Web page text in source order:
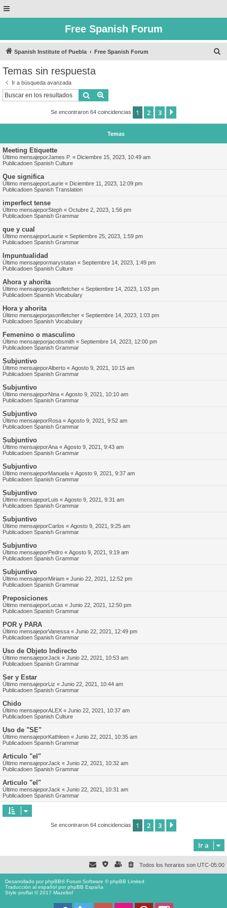
Free Spanish Forum
Spanish Institute of Puebla Free Spanish Forum
Temas sin respuesta
Ir a búsqueda avanzada
Buscar
Se encontraron 64 coincidencias 1 2 3
Temas
Meeting Etiquette
Último mensajeporJames P. « Diciembre 15, 2023, 10:49 am
Publicadoen Spanish Culture
Que significa
Último mensajeporLaurie « Diciembre 11, 2023, 12:09 pm
Publicadoen Spanish Translation
imperfect tense
Último mensajeporSteph « Octubre 2, 2023, 1:56 pm
Publicadoen Spanish Grammar
que y cual
Último mensajeporLaurie « Septiembre 25, 2023, 1:59 pm
Publicadoen Spanish Grammar
Impuntualidad
Último mensajepormarystatan « Septiembre 14, 2023, 1:49 pm
Publicadoen Spanish Culture
Ahora y ahorita
Último mensajeporjasonfletcher « Septiembre 14, 2023, 1:03 pm
Publicadoen Spanish Vocabulary
Hora y ahorita
Último mensajeporjasonfletcher « Septiembre 14, 2023, 1:03 pm
Publicadoen Spanish Vocabulary
Femenino o masculino
Último mensajeporjacobsmith « Septiembre 14, 2023, 12:00 pm
Publicadoen Spanish Grammar
Subjuntivo
Último mensajeporAlberto « Agosto 9, 2021, 10:15 am
Publicadoen Spanish Grammar
Subjuntivo
Último mensajeporNina « Agosto 9, 2021, 10:10 am
Publicadoen Spanish Grammar
Subjuntivo
Último mensajeporRosa « Agosto 9, 2021, 9:52 am
Publicadoen Spanish Grammar
Subjuntivo
Último mensajeporAna « Agosto 9, 2021, 9:43 am
Publicadoen Spanish Grammar
Subjuntivo
Último mensajeporManuela « Agosto 9, 2021, 9:37 am
Publicadoen Spanish Grammar
Subjuntivo
Último mensajeporLuis « Agosto 9, 2021, 9:31 am
Publicadoen Spanish Grammar
Subjuntivo
Último mensajeporCarlos « Agosto 9, 2021, 9:25 am
Publicadoen Spanish Grammar
Subjuntivo
Último mensajeporPedro « Agosto 9, 2021, 9:19 am
Publicadoen Spanish Grammar
Subjuntivo
Último mensajeporMiriam « Junio 22, 2021, 12:52 pm
Publicadoen Spanish Grammar
Preposiciones
Último mensajeporLucas « Junio 22, 2021, 12:50 pm
Publicadoen Spanish Grammar
POR y PARA
Último mensajeporVanessa « Junio 22, 2021, 12:49 pm
Publicadoen Spanish Grammar
Uso de Objeto Indirecto
Último mensajeporJack « Junio 22, 2021, 10:53 am
Publicadoen Spanish Grammar
Ser y Estar
Último mensajeporLiz « Junio 22, 2021, 10:44 am
Publicadoen Spanish Grammar
Chido
Último mensajeporALEX « Junio 22, 2021, 10:37 am
Publicadoen Spanish Culture
Uso de "SE"
Último mensajeporKathleen « Junio 22, 2021, 10:35 am
Publicadoen Spanish Grammar
Articulo "el"
Último mensajeporJack « Junio 22, 2021, 10:32 am
Publicadoen Spanish Grammar
Articulo "el"
Último mensajeporJack « Junio 22, 2021, 10:31 am
Publicadoen Spanish Grammar
Se encontraron 64 coincidencias 1 2 3
Ir a
Todos los horarios son UTC-05:00
Desarrollado porphpBB® Forum Software © phpBB Limited
Traducción al español porphpBB España
Style proflat © 2017 Mazeltof